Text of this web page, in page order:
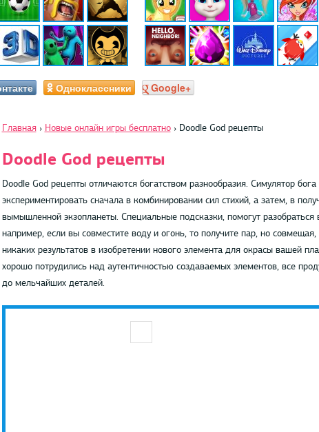
Одноклассники Google+
Главная › Новые онлайн игры бесплатно › Doodle God рецепты
Doodle God рецепты
Doodle God рецепты отличаются богатством разнообразия. Симулятор
экспериментировать сначала в комбинировании сил стихий, а затем, в
вымышленной экзопланеты. Специальные подсказки, помогут разобраться
например, если вы совместите воду и огонь, то получите пар, но
никаких результатов в изобретении нового элемента для окрасы вашей
хорошо потрудились над аутентичностью создаваемых элементов, все
до мельчайших деталей.